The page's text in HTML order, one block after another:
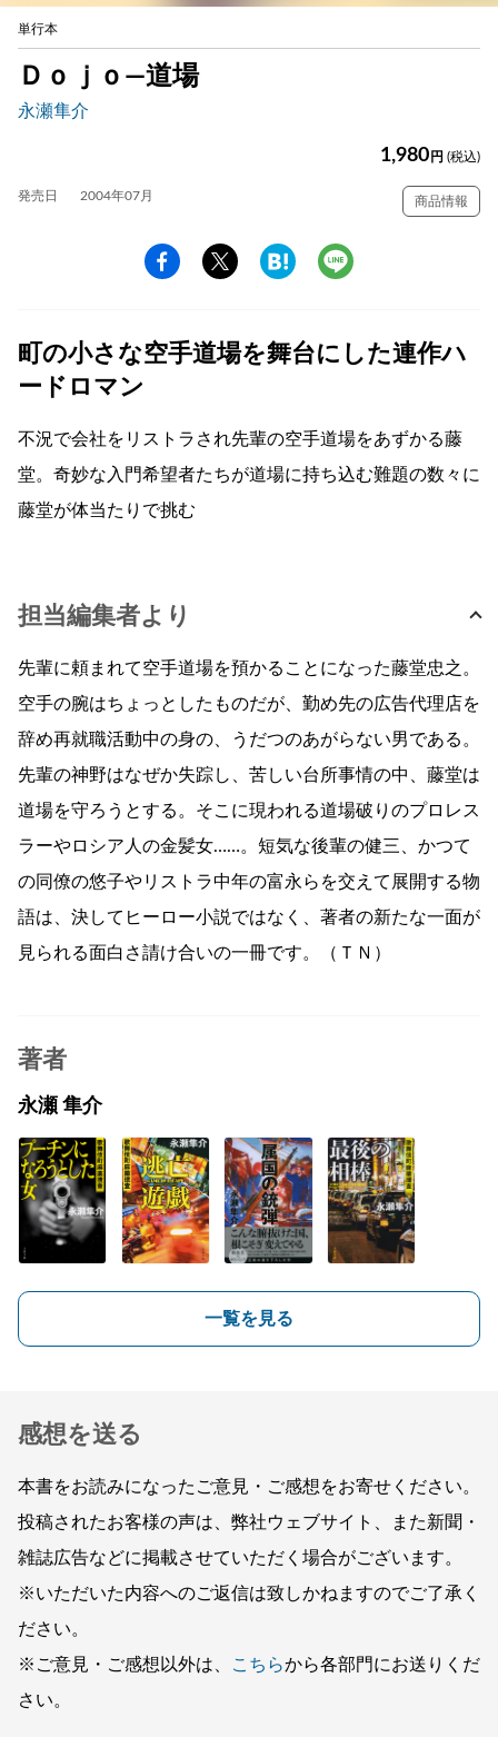
単行本
Ｄｏｊｏ―道場
永瀬隼介
1,980 円 (税込)
発売日 2004年07月 商品情報
町の小さな空手道場を舞台にした連作ハ
ードロマン
不況で会社をリストラされ先輩の空手道場をあずかる藤
堂。奇妙な入門希望者たちが道場に持ち込む難題の数々に
藤堂が体当たりで挑む
担当編集者より
先輩に頼まれて空手道場を預かることになった藤堂忠之。
空手の腕はちょっとしたものだが、勤め先の広告代理店を
辞め再就職活動中の身の、うだつのあがらない男である。
先輩の神野はなぜか失踪し、苦しい台所事情の中、藤堂は
道場を守ろうとする。そこに現われる道場破りのプロレス
ラーやロシア人の金髪女……。短気な後輩の健三、かつて
の同僚の悠子やリストラ中年の富永らを交えて展開する物
語は、決してヒーロー小説ではなく、著者の新たな一面が
見られる面白さ請け合いの一冊です。（ＴＮ）
著者
永瀬 隼介
一覧を見る
感想を送る
本書をお読みになったご意見・ご感想をお寄せください。
投稿されたお客様の声は、弊社ウェブサイト、また新聞・
雑誌広告などに掲載させていただく場合がございます。
※いただいた内容へのご返信は致しかねますのでご了承く
ださい。
※ご意見・ご感想以外は、
こちらから各部門にお送りくだ
さい。